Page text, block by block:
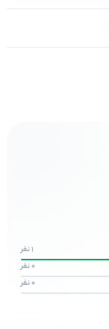
1 نفر
0 نفر
0 نفر